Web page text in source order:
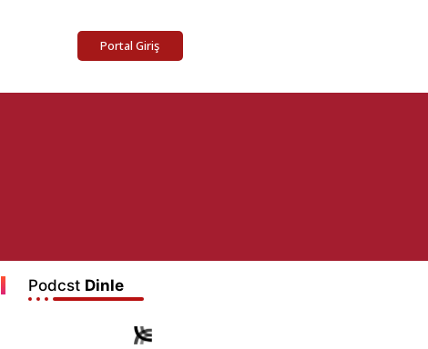
Portal Giriş
Podcst Dinle